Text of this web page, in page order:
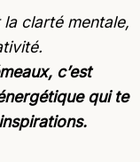
clarté mentale,
c’est
qui te